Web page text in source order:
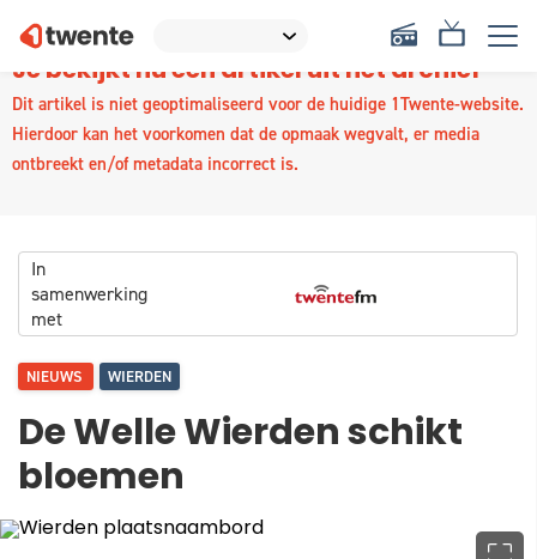
Je bekijkt nu een artikel uit het archief
Dit artikel is niet geoptimaliseerd voor de huidige 1Twente-website.
Hierdoor kan het voorkomen dat de opmaak wegvalt, er media
ontbreekt en/of metadata incorrect is.
In
samenwerking
met
NIEUWS WIERDEN
De Welle Wierden schikt
bloemen